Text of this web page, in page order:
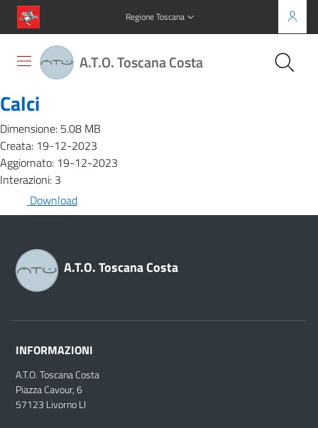
Regione Toscana
A.T.O. Toscana Costa
Calci
Dimensione: 5.08 MB
Creata: 19-12-2023
Aggiornato: 19-12-2023
Interazioni: 3
Download
A.T.O. Toscana Costa
INFORMAZIONI
A.T.O. Toscana Costa
Piazza Cavour, 6
57123 Livorno LI